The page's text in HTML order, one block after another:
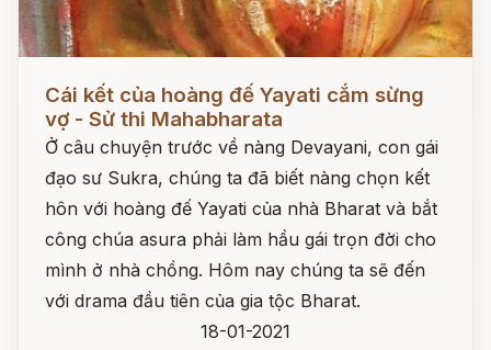
Cái kết của hoàng đế Yayati cắm sừng
vợ - Sử thi Mahabharata
Ở câu chuyện trước về nàng Devayani, con gái
đạo sư Sukra, chúng ta đã biết nàng chọn kết
hôn với hoàng đế Yayati của nhà Bharat và bắt
công chúa asura phải làm hầu gái trọn đời cho
mình ở nhà chồng. Hôm nay chúng ta sẽ đến
với drama đầu tiên của gia tộc Bharat.
18-01-2021